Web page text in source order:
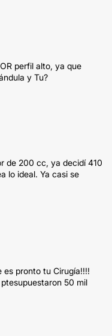
perfil alto, ya que
y Tu?
de 200 cc, ya decidí 410
lo ideal. Ya casi se
es pronto tu Cirugía!!!!
50 mil